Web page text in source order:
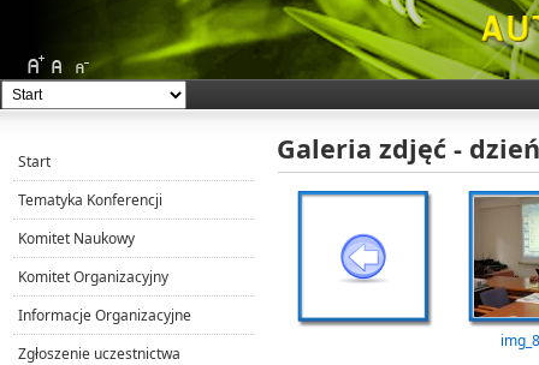
Galeria zdjęć -
Start
Tematyka Konferencji
Komitet Naukowy
Komitet Organizacyjny
Informacje Organizacyjne
Zgłoszenie uczestnictwa